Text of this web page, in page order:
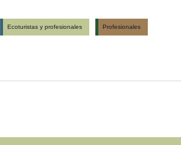
Ecoturistas y profesionales Profesionales